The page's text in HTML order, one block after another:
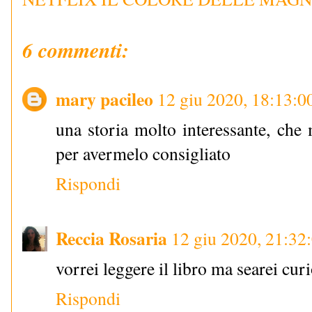
6 commenti:
mary pacileo 12 giu 2020,
una storia molto interessante, che
per avermelo consigliato
Rispondi
Reccia Rosaria 12 giu 2020,
vorrei leggere il libro ma searei
Rispondi